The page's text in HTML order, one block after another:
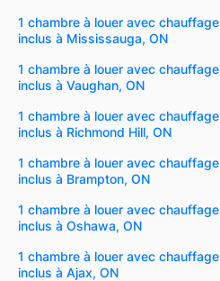
1 chambre à louer avec chauffage
inclus à Mississauga, ON
1 chambre à louer avec chauffage
inclus à Vaughan, ON
1 chambre à louer avec chauffage
inclus à Richmond Hill, ON
1 chambre à louer avec chauffage
inclus à Brampton, ON
1 chambre à louer avec chauffage
inclus à Oshawa, ON
1 chambre à louer avec chauffage
inclus à Ajax, ON